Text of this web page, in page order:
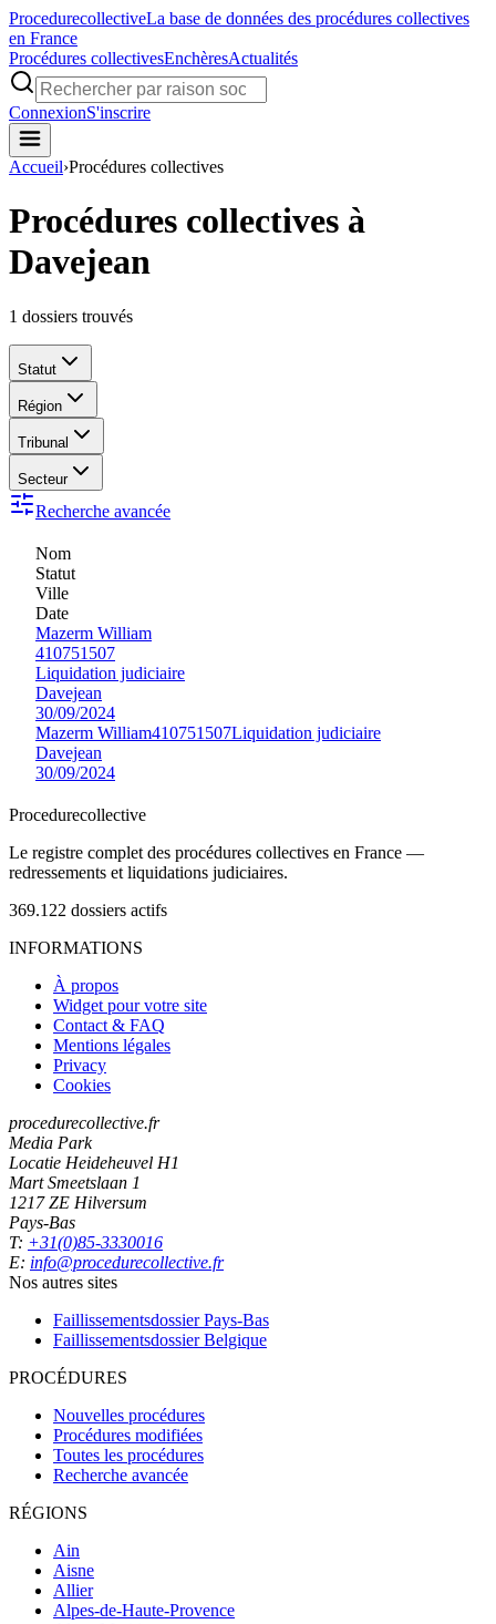
ProcedurecollectiveLa base de données des procédures collectives
en France
Procédures collectivesEnchèresActualités
ConnexionS'inscrire
Accueil›Procédures collectives
Procédures collectives à
Davejean
1 dossiers trouvés
Statut
Région
Tribunal
Secteur
Recherche avancée
Nom
Statut
Ville
Date
Mazerm William
410751507
Liquidation judiciaire
Davejean
30/09/2024
Mazerm William410751507Liquidation judiciaire
Davejean
30/09/2024
Procedurecollective
Le registre complet des procédures collectives en France —
redressements et liquidations judiciaires.
369.122 dossiers actifs
INFORMATIONS
À propos
Widget pour votre site
Contact & FAQ
Mentions légales
Privacy
Cookies
procedurecollective.fr
Media Park
Locatie Heideheuvel H1
Mart Smeetslaan 1
1217 ZE Hilversum
Pays-Bas
T: +31(0)85-3330016
E: info@procedurecollective.fr
Nos autres sites
Faillissementsdossier Pays-Bas
Faillissementsdossier Belgique
PROCÉDURES
Nouvelles procédures
Procédures modifiées
Toutes les procédures
Recherche avancée
RÉGIONS
Ain
Aisne
Allier
Alpes-de-Haute-Provence